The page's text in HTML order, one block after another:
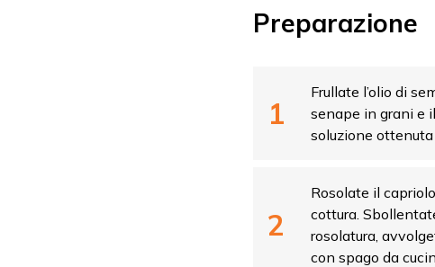
Preparazione
Frullate l’olio di
senape in grani e
soluzione
Rosolate il
cottura.
rosolatura,
con spago da